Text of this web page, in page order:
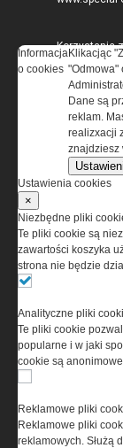
Korzystanie
z
przez Grupa
(zwana
Przeczytaj
informacji na
w celu
w tym w
Korzystanie
dokonać
cookies.
serwisu
Informacja
o cookies
Klikacjąc
"Odmowa"
Dane są
reklam.
realizxacji
znajdziesz
Ustawienia cookies
×
Niezbędne pliki
Te pliki cookie są
zawartości koszyka
strona nie będzie
Analityczne pliki
Te pliki cookie
popularne i w jaki
cookie są
Reklamowe pliki
Reklamowe pliki
reklamowych. Służą